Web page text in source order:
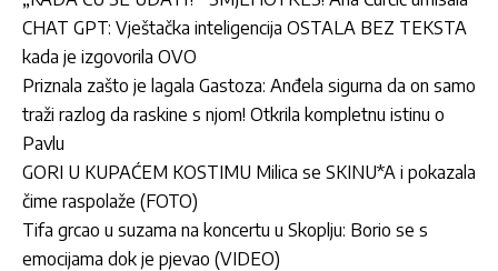
CHAT GPT: Vještačka inteligencija OSTALA BEZ TEKSTA
kada je izgovorila OVO
Priznala zašto je lagala Gastoza: Anđela sigurna da on samo
traži razlog da raskine s njom! Otkrila kompletnu istinu o
Pavlu
GORI U KUPAĆEM KOSTIMU Milica se SKINU*A i pokazala
čime raspolaže (FOTO)
Tifa grcao u suzama na koncertu u Skoplju: Borio se s
emocijama dok je pjevao (VIDEO)